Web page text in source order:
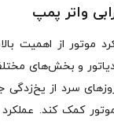
واتر پمپ
از اهمیت
و بخش‌های
سرد از یخ‌زدگی
کمک کند.